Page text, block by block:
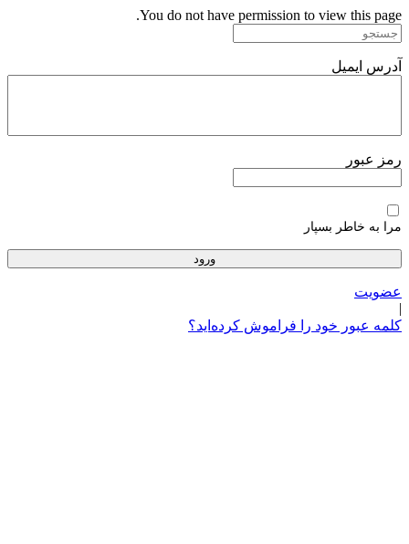
پرش
به
You do not have permission to view this page.
آدرس ایمیل
رمز عبور
مرا به خاطر بسپار
عضویت
|
کلمه عبور خود را فراموش کرده‌اید؟